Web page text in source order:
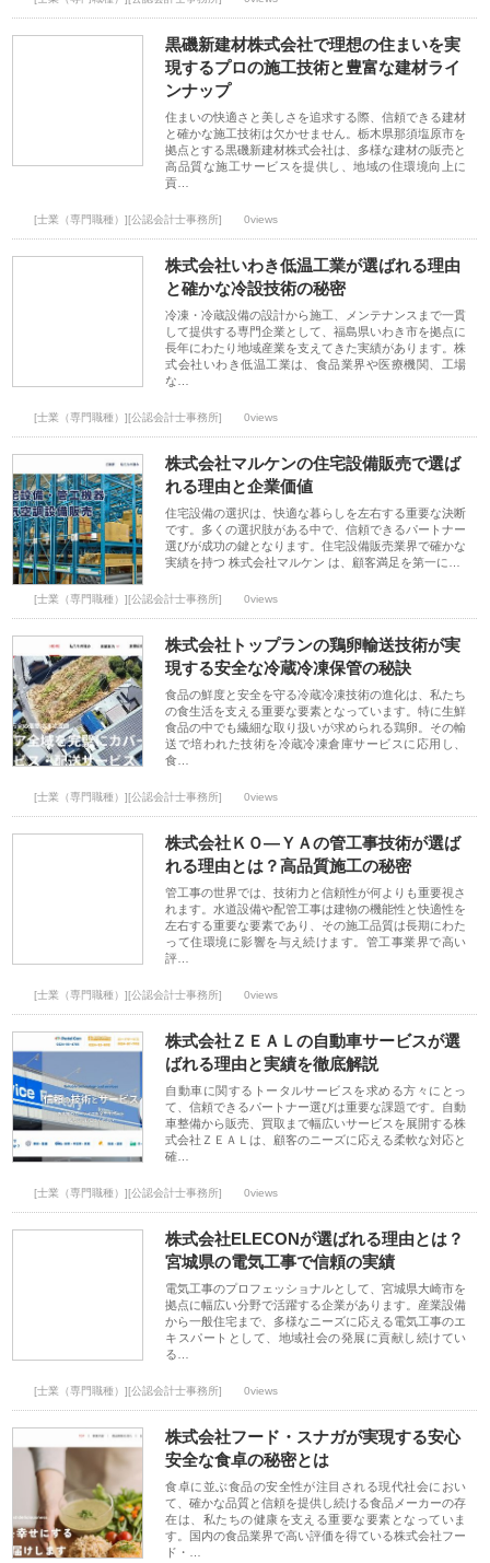
黒磯新建材株式会社で理想の住まいを実
現するプロの施工技術と豊富な建材ライ
ンナップ
住まいの快適さと美しさを追求する際、信頼できる建材
と確かな施工技術は欠かせません。栃木県那須塩原市を
拠点とする黒磯新建材株式会社は、多様な建材の販売と
高品質な施工サービスを提供し、地域の住環境向上に
貢…
[士業（専門職種）][公認会計士事務所] 0views
株式会社いわき低温工業が選ばれる理由
と確かな冷設技術の秘密
冷凍・冷蔵設備の設計から施工、メンテナンスまで一貫
して提供する専門企業として、福島県いわき市を拠点に
長年にわたり地域産業を支えてきた実績があります。株
式会社いわき低温工業は、食品業界や医療機関、工場
な…
[士業（専門職種）][公認会計士事務所] 0views
株式会社マルケンの住宅設備販売で選ば
れる理由と企業価値
住宅設備の選択は、快適な暮らしを左右する重要な決断
です。多くの選択肢がある中で、信頼できるパートナー
選びが成功の鍵となります。住宅設備販売業界で確かな
実績を持つ 株式会社マルケン は、顧客満足を第一に…
[士業（専門職種）][公認会計士事務所] 0views
株式会社トップランの鶏卵輸送技術が実
現する安全な冷蔵冷凍保管の秘訣
食品の鮮度と安全を守る冷蔵冷凍技術の進化は、私たち
の食生活を支える重要な要素となっています。特に生鮮
食品の中でも繊細な取り扱いが求められる鶏卵。その輸
送で培われた技術を冷蔵冷凍倉庫サービスに応用し、
食…
[士業（専門職種）][公認会計士事務所] 0views
株式会社ＫＯ―ＹＡの管工事技術が選ば
れる理由とは？高品質施工の秘密
管工事の世界では、技術力と信頼性が何よりも重要視さ
れます。水道設備や配管工事は建物の機能性と快適性を
左右する重要な要素であり、その施工品質は長期にわた
って住環境に影響を与え続けます。管工事業界で高い
評…
[士業（専門職種）][公認会計士事務所] 0views
株式会社ＺＥＡＬの自動車サービスが選
ばれる理由と実績を徹底解説
自動車に関するトータルサービスを求める方々にとっ
て、信頼できるパートナー選びは重要な課題です。自動
車整備から販売、買取まで幅広いサービスを展開する株
式会社ＺＥＡＬは、顧客のニーズに応える柔軟な対応と
確…
[士業（専門職種）][公認会計士事務所] 0views
株式会社ELECONが選ばれる理由とは？
宮城県の電気工事で信頼の実績
電気工事のプロフェッショナルとして、宮城県大崎市を
拠点に幅広い分野で活躍する企業があります。産業設備
から一般住宅まで、多様なニーズに応える電気工事のエ
キスパートとして、地域社会の発展に貢献し続けてい
る…
[士業（専門職種）][公認会計士事務所] 0views
株式会社フード・スナガが実現する安心
安全な食卓の秘密とは
食卓に並ぶ食品の安全性が注目される現代社会におい
て、確かな品質と信頼を提供し続ける食品メーカーの存
在は、私たちの健康を支える重要な要素となっていま
す。国内の食品業界で高い評価を得ている株式会社フー
ド・…